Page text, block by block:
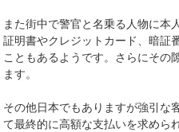
また街中で警官と名乗る人物に本
証明書やクレジットカード、暗証
こともあるようです。さらにその
ます。
その他日本でもありますが強引な
て最終的に高額な支払いを求めら